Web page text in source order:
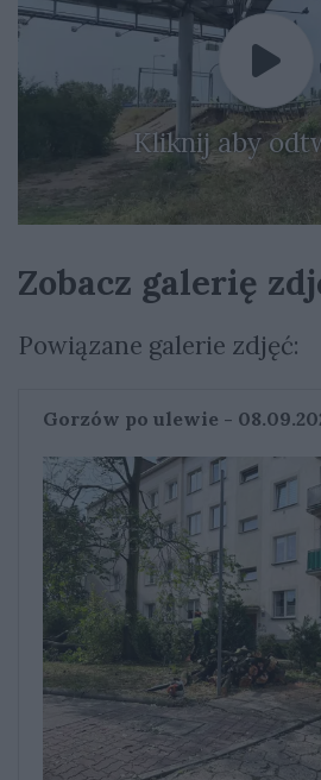
Kliknij aby
Zobacz galerię
Powiązane galerie zdjęć:
Gorzów po ulewie -